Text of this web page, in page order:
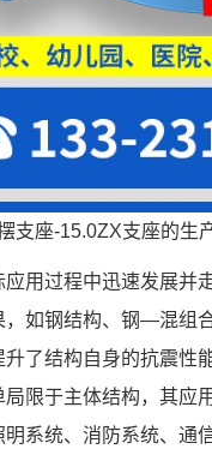
支座-15.0ZX支座的生
用过程中迅速发展并
如钢结构、钢—混组
了结构自身的抗震性
限于主体结构，其应
系统、消防系统、通